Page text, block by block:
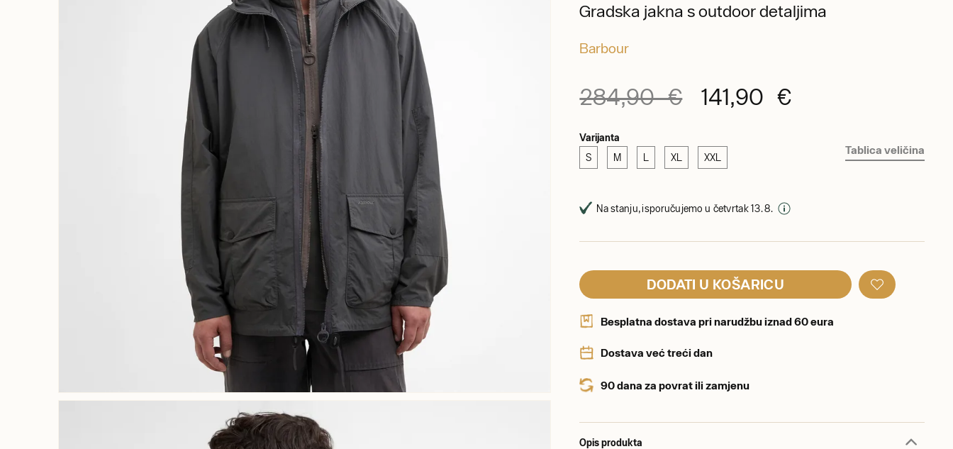
Gradska jakna s outdoor detaljima
Barbour
284,90 € 141,90 €
Varijanta
S M XL XXL
Tablica veličina
Na stanju, isporučujemo u četvrtak 13. 8.
DODATI U KOŠARICU
Besplatna dostava pri narudžbu iznad 60 eura
Dostava već treći dan
90 dana za povrat ili zamjenu
Opis produkta